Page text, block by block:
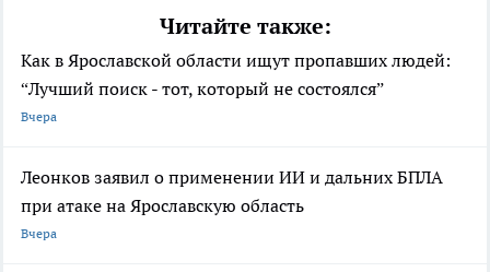
Читайте также:
Как в Ярославской области ищут пропавших людей:
“Лучший поиск - тот, который не состоялся”
Вчера
Леонков заявил о применении ИИ и дальних БПЛА
при атаке на Ярославскую область
Вчера